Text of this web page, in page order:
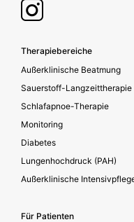
Footer
Therapiebereiche
Außerklinische Beatmung
Sauerstoff-Langzeittherapie
Schlafapnoe-Therapie
Monitoring
Diabetes
Lungenhochdruck (PAH)
Außerklinische
Für Patienten